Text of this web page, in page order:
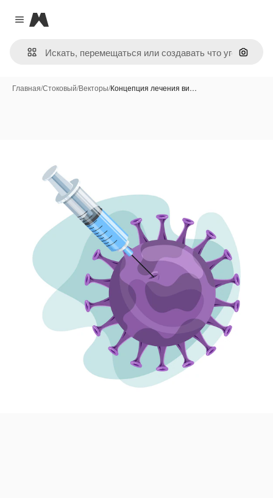
Close menu
Magnific
Поиск
Главная/Стоковый/Векторы/Концепция лечения ви…